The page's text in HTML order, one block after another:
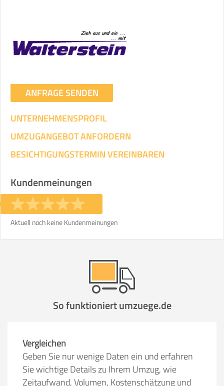
Mitarbeiter Zeit pro Mitarbeiter
KOSTENSCHÄTZUNG:
ICH MÖCHTE ANGEBOTE ANFORDERN
SO ERRECHNET SICH DIE KOSTENSCHÄTZUNG
ANFRAGE SENDEN
UNTERNEHMENSPROFIL
UMZUGANGEBOT ANFORDERN
BESICHTIGUNGSTERMIN VEREINBAREN
Kundenmeinungen
Aktuell noch keine Kundenmeinungen
So funktioniert umzuege.de
Vergleichen
Geben Sie nur wenige Daten ein und erfahren
Sie wichtige Details zu Ihrem Umzug, wie
Zeitaufwand, Volumen, Kostenschätzung und